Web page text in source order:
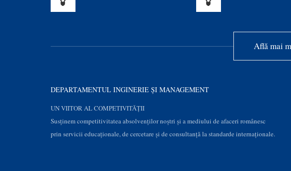
Află mai
DEPARTAMENTUL INGINERIE ȘI MANAGEMENT
UN VIITOR AL COMPETIVITĂȚII
Susţinem competitivitatea absolvenților noștri și a mediului de afaceri românesc
prin servicii educaţionale, de cercetare şi de consultanţă la standarde internaționale.